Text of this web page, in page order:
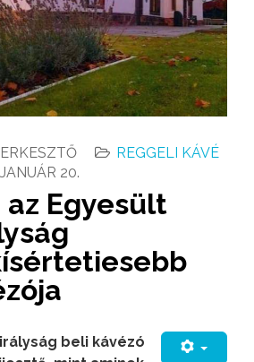
REGGELI KÁVÉ
20.
az Egyesült
beli kávézó